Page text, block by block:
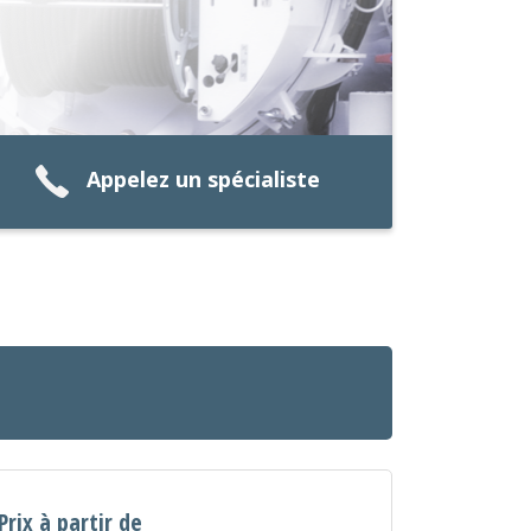
Appelez un spécialiste
à partir de